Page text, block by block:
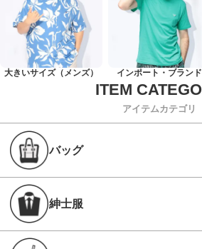
大きいサイズ（メンズ） インポート・ブランド
アイテムカテゴリ
バッグ
紳士服